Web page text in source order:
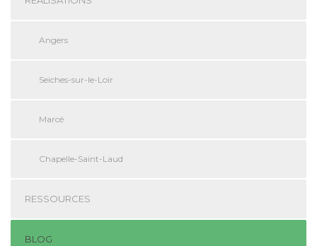
Angers
Seiches-sur-le-Loir
Marcé
Chapelle-Saint-Laud
RESSOURCES
BLOG